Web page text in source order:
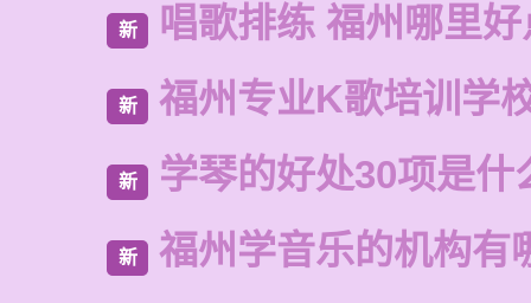
新 唱歌排练 福州哪里
新 福州专业K歌培训学
新 学琴的好处30项是什
新 福州学音乐的机构有